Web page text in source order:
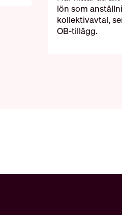
lön som
kollektivavtal,
OB-tillägg.